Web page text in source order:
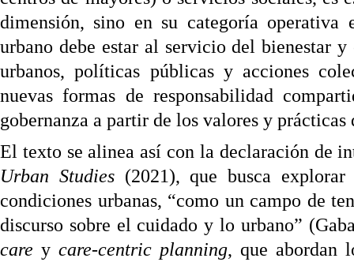
dimensión, sino en su categoría operativa
urbano debe estar al servicio del bienestar
urbanos, políticas públicas y acciones
nuevas formas de responsabilidad
gobernanza a partir de los valores y
El texto se alinea así con la declaración de
Urban Studies (2021), que busca
condiciones urbanas, “como un campo de
discurso sobre el cuidado y lo urbano”
care ycare-centric planning, que abordan